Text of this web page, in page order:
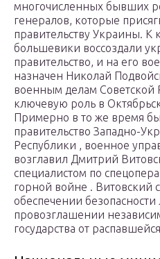
многочисленных бывших
генералов, которые
правительству Украины. К
большевики воссоздали
правительство, и на его
назначен Николай
военным делам Советской
ключевую роль в
Примерно в то же время
правительство Западно-
Республики , военное
возглавил Дмитрий
специалистом по
горной войне . Витовский
обеспечении безопасности
провозглашении
государства от